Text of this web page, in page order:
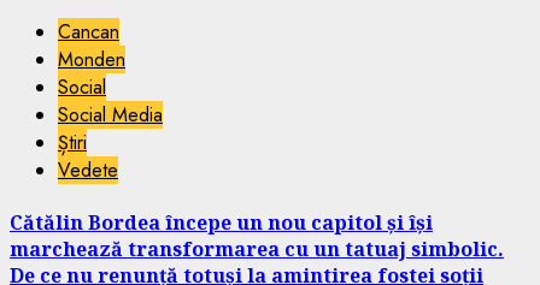
Cancan
Monden
Social
Social Media
Știri
Vedete
Cătălin Bordea începe un nou capitol și își
marchează transformarea cu un tatuaj simbolic.
De ce nu renunță totuși la amintirea fostei soții